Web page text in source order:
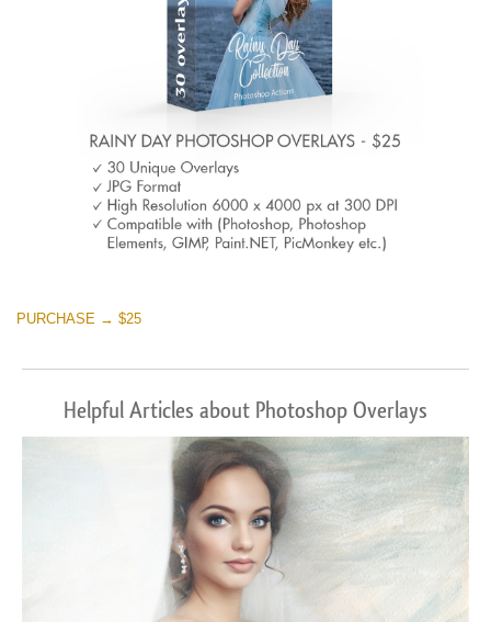
PURCHASE → $25
Helpful Articles about Photoshop Overlays